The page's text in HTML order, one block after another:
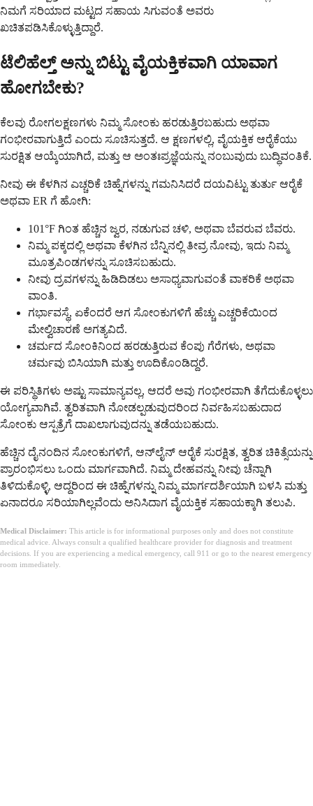
ನಿಮಗೆ ಸರಿಯಾದ ಮಟ್ಟದ ಸಹಾಯ ಸಿಗುವಂತೆ ಅವರು
ಖಚಿತಪಡಿಸಿಕೊಳ್ಳುತ್ತಿದ್ದಾರೆ.
ಟೆಲಿಹೆಲ್ತ್ ಅನ್ನು ಬಿಟ್ಟು ವೈಯಕ್ತಿಕವಾಗಿ ಯಾವಾಗ
ಹೋಗಬೇಕು?
ಕೆಲವು ರೋಗಲಕ್ಷಣಗಳು ನಿಮ್ಮ ಸೋಂಕು ಹರಡುತ್ತಿರಬಹುದು ಅಥವಾ
ಗಂಭೀರವಾಗುತ್ತಿದೆ ಎಂದು ಸೂಚಿಸುತ್ತದೆ. ಆ ಕ್ಷಣಗಳಲ್ಲಿ, ವೈಯಕ್ತಿಕ ಆರೈಕೆಯು
ಸುರಕ್ಷಿತ ಆಯ್ಕೆಯಾಗಿದೆ, ಮತ್ತು ಆ ಅಂತಃಪ್ರಜ್ಞೆಯನ್ನು ನಂಬುವುದು ಬುದ್ಧಿವಂತಿಕೆ.
ನೀವು ಈ ಕೆಳಗಿನ ಎಚ್ಚರಿಕೆ ಚಿಹ್ನೆಗಳನ್ನು ಗಮನಿಸಿದರೆ ದಯವಿಟ್ಟು ತುರ್ತು ಆರೈಕೆ
ಅಥವಾ ER ಗೆ ಹೋಗಿ:
101°F ಗಿಂತ ಹೆಚ್ಚಿನ ಜ್ವರ, ನಡುಗುವ ಚಳಿ, ಅಥವಾ ಬೆವರುವ ಬೆವರು.
ನಿಮ್ಮ ಪಕ್ಕದಲ್ಲಿ ಅಥವಾ ಕೆಳಗಿನ ಬೆನ್ನಿನಲ್ಲಿ ತೀವ್ರ ನೋವು, ಇದು ನಿಮ್ಮ
ಮೂತ್ರಪಿಂಡಗಳನ್ನು ಸೂಚಿಸಬಹುದು.
ನೀವು ದ್ರವಗಳನ್ನು ಹಿಡಿದಿಡಲು ಅಸಾಧ್ಯವಾಗುವಂತೆ ವಾಕರಿಕೆ ಅಥವಾ
ವಾಂತಿ.
ಗರ್ಭಾವಸ್ಥೆ, ಏಕೆಂದರೆ ಆಗ ಸೋಂಕುಗಳಿಗೆ ಹೆಚ್ಚು ಎಚ್ಚರಿಕೆಯಿಂದ
ಮೇಲ್ವಿಚಾರಣೆ ಅಗತ್ಯವಿದೆ.
ಚರ್ಮದ ಸೋಂಕಿನಿಂದ ಹರಡುತ್ತಿರುವ ಕೆಂಪು ಗೆರೆಗಳು, ಅಥವಾ
ಚರ್ಮವು ಬಿಸಿಯಾಗಿ ಮತ್ತು ಊದಿಕೊಂಡಿದ್ದರೆ.
ಈ ಪರಿಸ್ಥಿತಿಗಳು ಅಷ್ಟು ಸಾಮಾನ್ಯವಲ್ಲ, ಆದರೆ ಅವು ಗಂಭೀರವಾಗಿ ತೆಗೆದುಕೊಳ್ಳಲು
ಯೋಗ್ಯವಾಗಿವೆ. ತ್ವರಿತವಾಗಿ ನೋಡಲ್ಪಡುವುದರಿಂದ ನಿರ್ವಹಿಸಬಹುದಾದ
ಸೋಂಕು ಆಸ್ಪತ್ರೆಗೆ ದಾಖಲಾಗುವುದನ್ನು ತಡೆಯಬಹುದು.
ಹೆಚ್ಚಿನ ದೈನಂದಿನ ಸೋಂಕುಗಳಿಗೆ, ಆನ್‌ಲೈನ್ ಆರೈಕೆ ಸುರಕ್ಷಿತ, ತ್ವರಿತ ಚಿಕಿತ್ಸೆಯನ್ನು
ಪ್ರಾರಂಭಿಸಲು ಒಂದು ಮಾರ್ಗವಾಗಿದೆ. ನಿಮ್ಮ ದೇಹವನ್ನು ನೀವು ಚೆನ್ನಾಗಿ
ತಿಳಿದುಕೊಳ್ಳಿ, ಆದ್ದರಿಂದ ಈ ಚಿಹ್ನೆಗಳನ್ನು ನಿಮ್ಮ ಮಾರ್ಗದರ್ಶಿಯಾಗಿ ಬಳಸಿ ಮತ್ತು
ಏನಾದರೂ ಸರಿಯಾಗಿಲ್ಲವೆಂದು ಅನಿಸಿದಾಗ ವೈಯಕ್ತಿಕ ಸಹಾಯಕ್ಕಾಗಿ ತಲುಪಿ.
Medical Disclaimer: This article is for informational purposes only and does not constitute
medical advice. Always consult a qualified healthcare provider for diagnosis and treatment
decisions. If you are experiencing a medical emergency, call 911 or go to the nearest emergency
room immediately.